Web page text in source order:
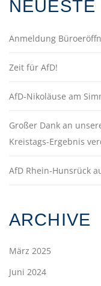
Anmeldung
Zeit für AfD!
AfD-Nikoläuse am
Großer Dank an
Kreistags-Ergebnis
AfD Rhein-Hunsrück
ARCHIVE
März 2025
Juni 2024